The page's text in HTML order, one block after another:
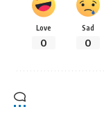
Love
0
Sad
0